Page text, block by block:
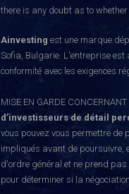
there is any doubt as to
Ainvesting est une marque
Sofia, Bulgarie. L'entreprise est
conformité avec les exigences
MISE EN GARDE
d’investisseurs de détail
vous pouvez vous permettre
impliqués avant de poursuivre,
d'ordre général et ne prend pas
pour déterminer si la